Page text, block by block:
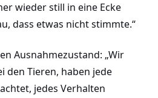
wieder still in eine Ecke
dass etwas nicht stimmte.“
Ausnahmezustand: „Wir
den Tieren, haben jede
jedes Verhalten